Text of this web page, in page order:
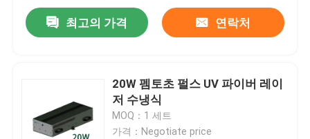
최고의 가격 연락처
20W 펨토초 펄스 UV 파이버 레이
저 수냉식
MOQ：1 세트
가격：Negotiate price